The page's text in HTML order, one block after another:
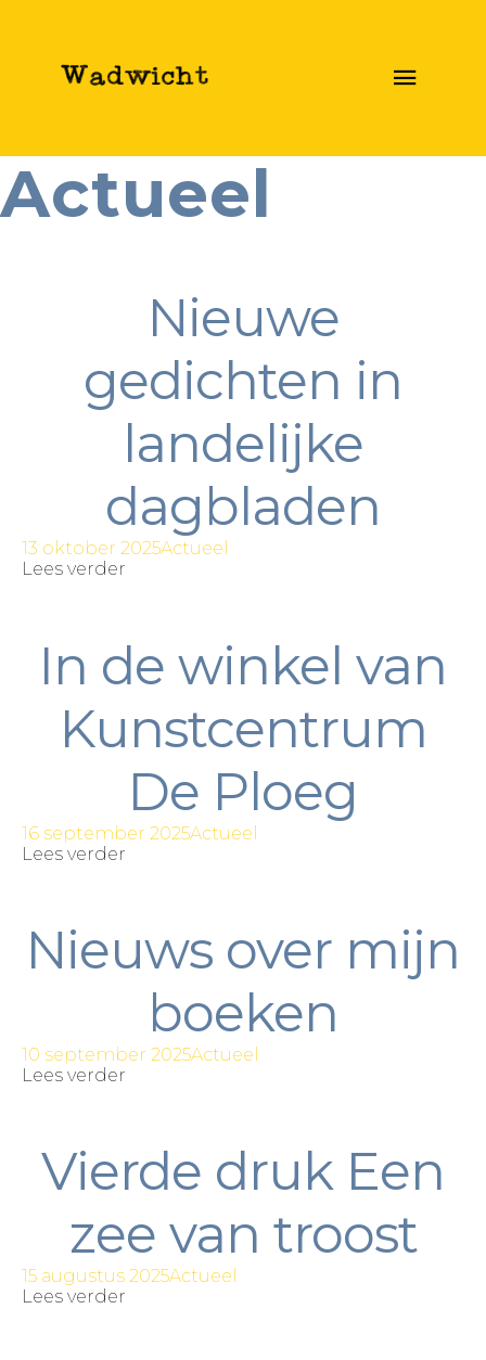
Actueel
Nieuwe
gedichten in
landelijke
dagbladen
13 oktober 2025Actueel
Lees verder
In de winkel van
Kunstcentrum
De Ploeg
16 september 2025Actueel
Lees verder
Nieuws over mijn
boeken
10 september 2025Actueel
Lees verder
Vierde druk Een
zee van troost
15 augustus 2025Actueel
Lees verder